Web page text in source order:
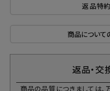
返品特
商品について
返品・交
商品の品質につきましては、